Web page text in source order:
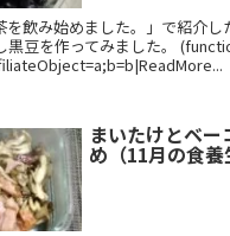
を飲み始めました。」で紹介し
黒豆を作ってみました。
まいたけとベ
め（11月の食養